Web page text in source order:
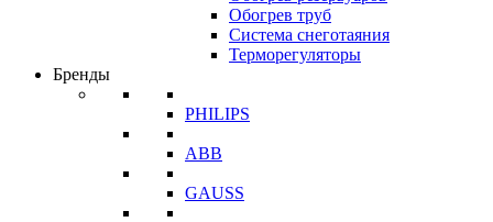
Обогрев труб
Система снеготаяния
Терморегуляторы
Бренды
PHILIPS
ABB
GAUSS